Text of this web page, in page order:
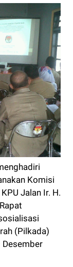
Komisi
Jalan Ir. H.
(Pilkada)
Desember